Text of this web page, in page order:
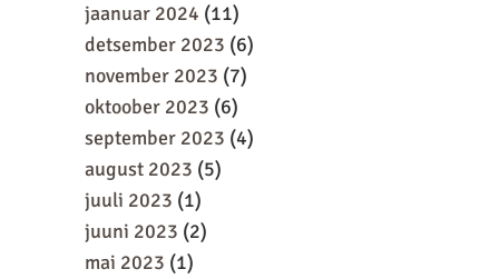
jaanuar 2024 (11)
detsember 2023 (6)
november 2023 (7)
oktoober 2023 (6)
september 2023 (4)
august 2023 (5)
juuli 2023 (1)
juuni 2023 (2)
mai 2023 (1)